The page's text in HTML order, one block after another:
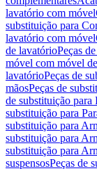
lavatório com móvel
substituição para
lavatório com móvel
de lavatórioPeças
móvel com móvel
lavatórioPeças de
mãosPeças de
de substituição para
substituição para
substituição para
substituição para
substituição para
suspensosPeças de